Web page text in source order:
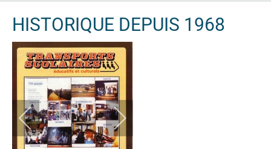
HISTORIQUE DEPUIS 1968